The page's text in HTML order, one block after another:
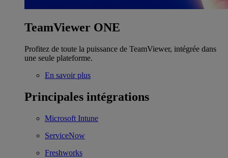
TeamViewer ONE
Profitez de toute la puissance de TeamViewer, intégrée dans
une seule plateforme.
En savoir plus
Principales intégrations
Microsoft Intune
ServiceNow
Freshworks